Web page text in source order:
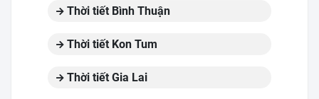
Thời tiết Bình Thuận
Thời tiết Kon Tum
Thời tiết Gia Lai